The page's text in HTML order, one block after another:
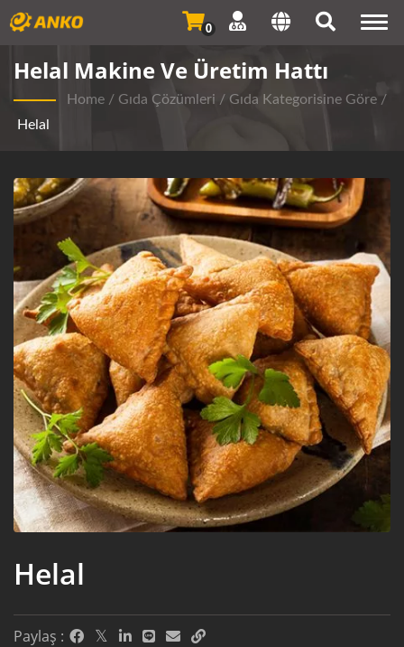
0
Helal Makine Ve Üretim Hattı
Home / Gıda Çözümleri / Gıda Kategorisine Göre /
Helal
Helal
Paylaş :